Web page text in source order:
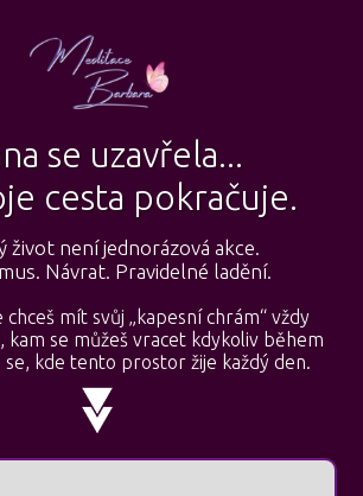
se uzavřela...
cesta pokračuje.
život není jednorázová akce.
Návrat. Pravidelné ladění.
chceš mít svůj „kapesní chrám“ vždy
kam se můžeš vracet kdykoliv během
se, kde tento prostor žije každý den.